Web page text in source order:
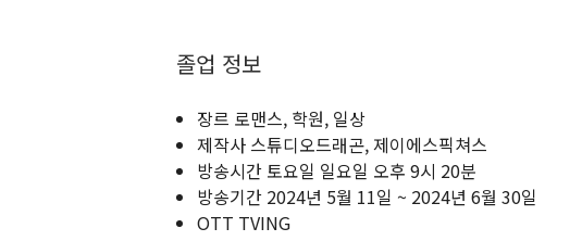
졸업 정보
장르 로맨스, 학원, 일상
제작사 스튜디오드래곤, 제이에스픽쳐스
방송시간 토요일 일요일 오후 9시 20분
방송기간 2024년 5월 11일 ~ 2024년 6월 30일
OTT TVING